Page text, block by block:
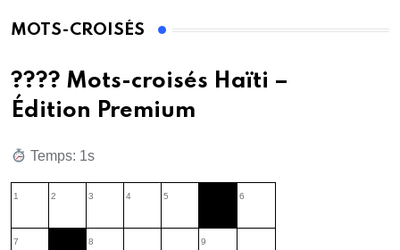
MOTS-CROISÉS
???? Mots-croisés Haïti –
Édition Premium
Temps: 2s
1 2 3 4 5 6
7 8 9